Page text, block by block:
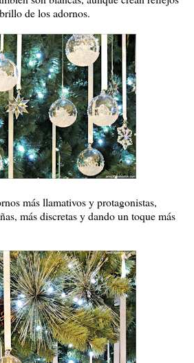
de los adornos.
más llamativos y protagonistas,
más discretas y dando un toque más